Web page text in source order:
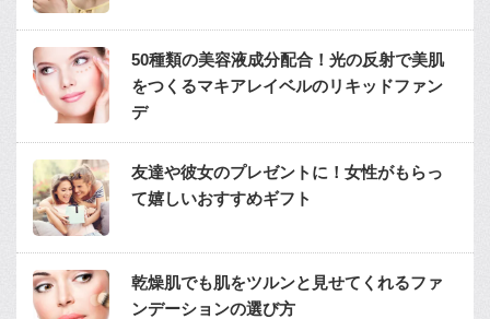
50種類の美容液成分配合！光の反射で美肌
をつくるマキアレイベルのリキッドファン
デ
友達や彼女のプレゼントに！女性がもらっ
て嬉しいおすすめギフト
乾燥肌でも肌をツルンと見せてくれるファ
ンデーションの選び方